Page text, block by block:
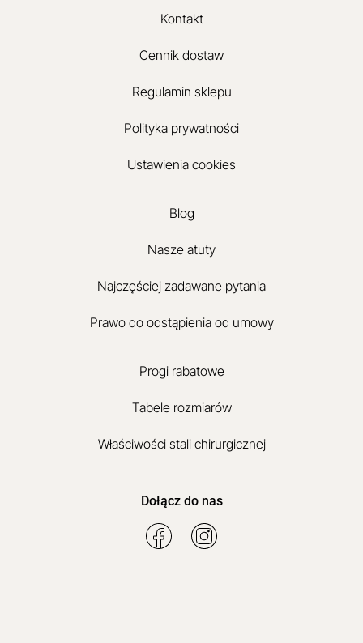
Kontakt
Cennik dostaw
Regulamin sklepu
Polityka prywatności
Ustawienia cookies
Blog
Nasze atuty
Najczęściej zadawane pytania
Prawo do odstąpienia od umowy
Progi rabatowe
Tabele rozmiarów
Właściwości stali chirurgicznej
Dołącz do nas